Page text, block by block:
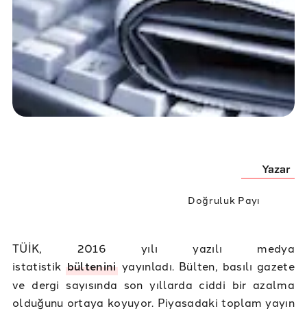
Yazar
Doğruluk Payı
TÜİK, 2016 yılı yazılı medya
istatistik bülteniniyayınladı. Bülten, basılı gazete
ve dergi sayısında son yıllarda ciddi bir azalma
olduğunu ortaya koyuyor. Piyasadaki toplam yayın